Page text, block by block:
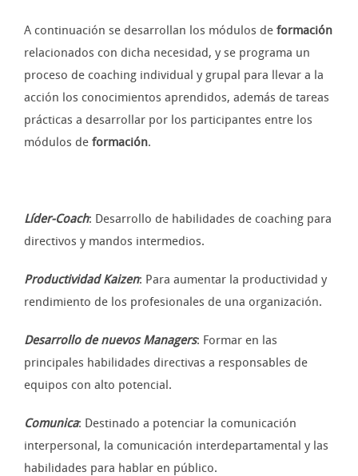
A continuación se desarrollan los módulos de formación
relacionados con dicha necesidad, y se programa un
proceso de coaching individual y grupal para llevar a la
acción los conocimientos aprendidos, además de tareas
prácticas a desarrollar por los participantes entre los
módulos de formación.
Líder-Coach: Desarrollo de habilidades de coaching para
directivos y mandos intermedios.
Productividad Kaizen: Para aumentar la productividad y
rendimiento de los profesionales de una organización.
Desarrollo de nuevos Managers: Formar en las
principales habilidades directivas a responsables de
equipos con alto potencial.
Comunica: Destinado a potenciar la comunicación
interpersonal, la comunicación interdepartamental y las
habilidades para hablar en público.